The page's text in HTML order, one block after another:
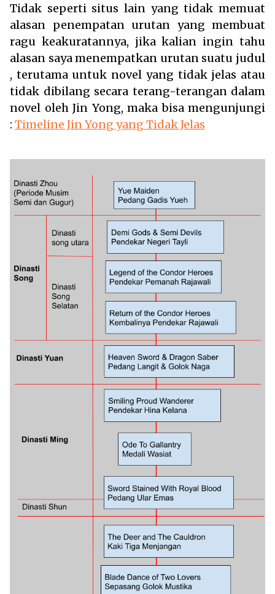
Tidak seperti situs lain yang tidak memuat
alasan penempatan urutan yang membuat
ragu keakuratannya, jika kalian ingin tahu
alasan saya menempatkan urutan suatu judul
, terutama untuk novel yang tidak jelas atau
tidak dibilang secara terang-terangan dalam
novel oleh Jin Yong, maka bisa mengunjungi
: Timeline Jin Yong yang Tidak Jelas